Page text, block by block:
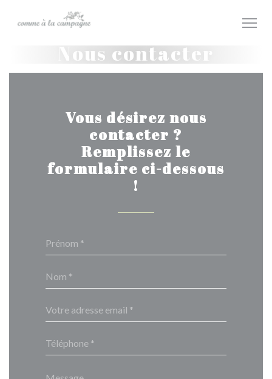
Nous contacter
Vous désirez nous
contacter ?
Remplissez le
formulaire ci-dessous
!